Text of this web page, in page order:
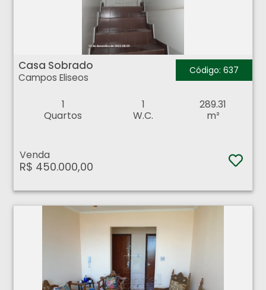
Casa Sobrado - Campos Eliseos - Ribeirão Preto
Casa Sobrado
Campos Eliseos
Código: 637
1
Quartos
1
W.C.
289.31
m²
Venda
R$ 450.000,00